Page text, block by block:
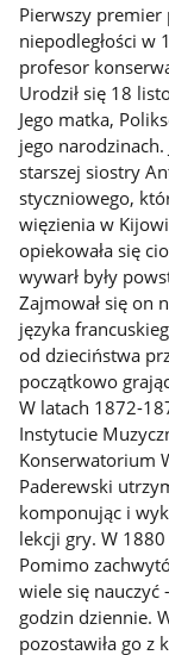
Pierwszy premier
niepodległości
profesor
Urodził się 18
Jego matka,
jego
starszej siostry
styczniowego,
więzienia w
opiekowała się
wywarł były
Zajmował się on
języka
od dzieciństwa
początkowo
W latach 1872-
Instytucie
Konserwatorium
Paderewski
komponując i
lekcji gry. W
Pomimo
wiele się nauczyć
godzin dziennie.
pozostawiła go z